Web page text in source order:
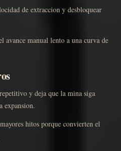
de extraccion y desbloquear
avance manual lento a una curva de
y deja que la mina siga
expansion.
hitos porque convierten el